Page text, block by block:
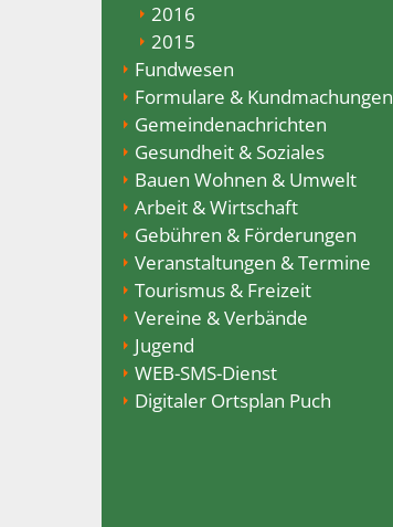
2016
2015
Fundwesen
Formulare & Kundmachungen
Gemeindenachrichten
Gesundheit & Soziales
Bauen Wohnen & Umwelt
Arbeit & Wirtschaft
Gebühren & Förderungen
Veranstaltungen & Termine
Tourismus & Freizeit
Vereine & Verbände
Jugend
WEB-SMS-Dienst
Digitaler Ortsplan Puch